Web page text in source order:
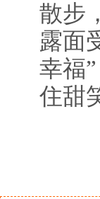
散步
露面
幸福
住甜